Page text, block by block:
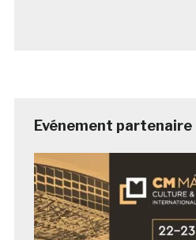
Evénement partenaire